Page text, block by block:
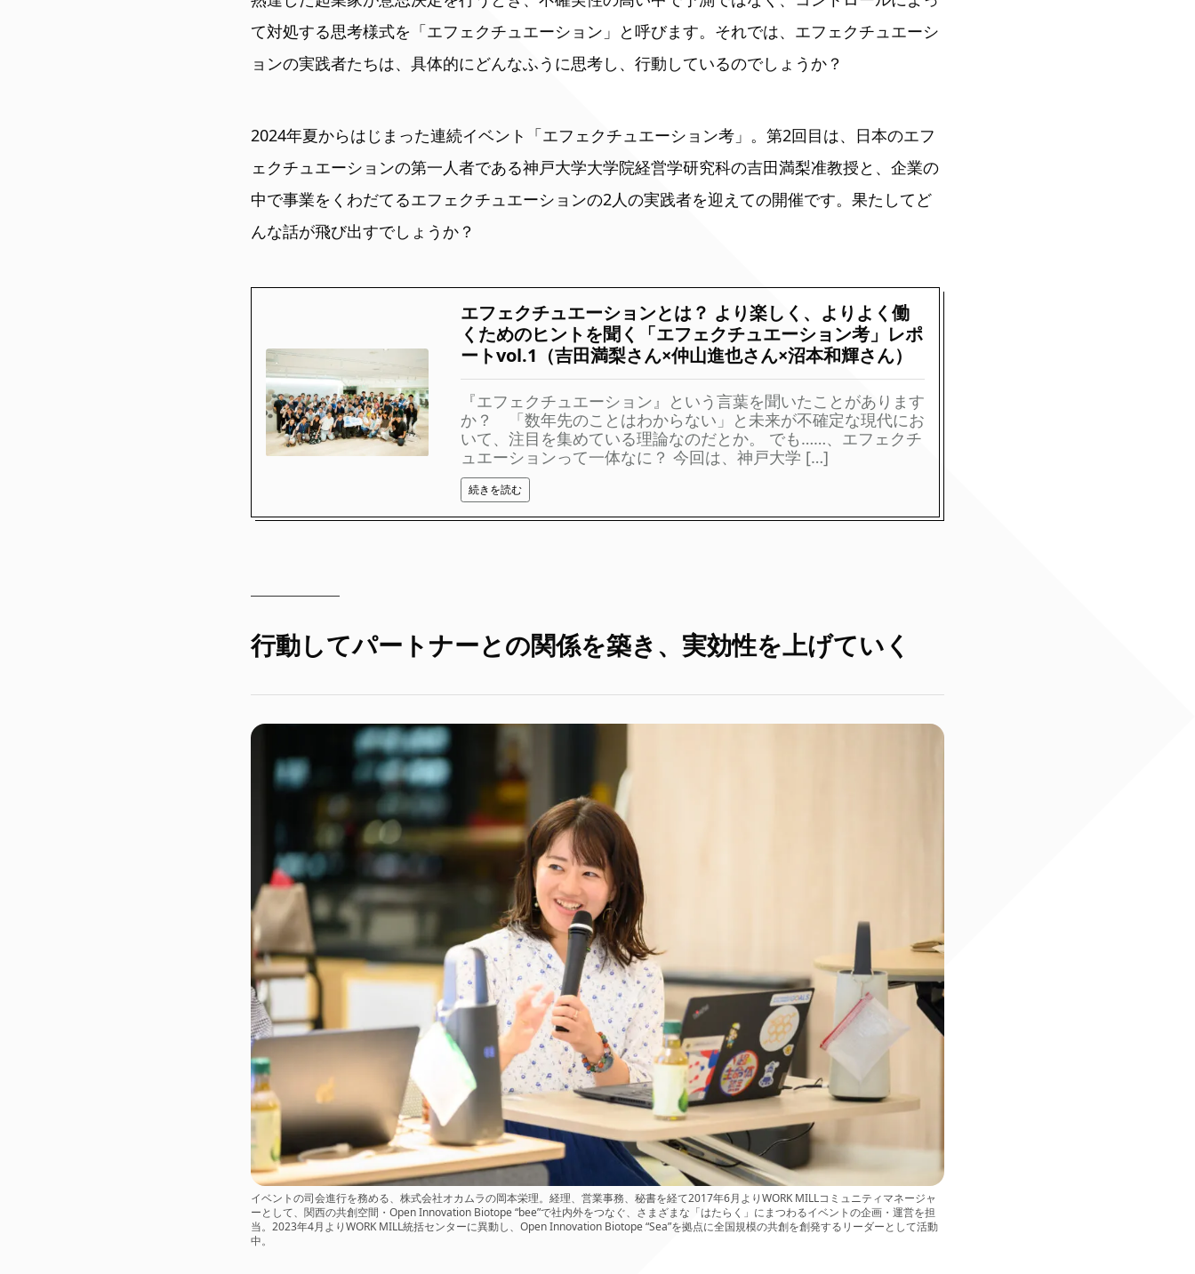
て対処する思考様式を「エフェクチュエーション」と呼びます。それでは、エフェクチュエーシ
ョンの実践者たちは、具体的にどんなふうに思考し、行動しているのでしょうか？
2024年夏からはじまった連続イベント「エフェクチュエーション考」。第2回目は、日本のエフ
ェクチュエーションの第一人者である神戸大学大学院経営学研究科の吉田満梨准教授と、企業の
中で事業をくわだてるエフェクチュエーションの2人の実践者を迎えての開催です。果たしてど
んな話が飛び出すでしょうか？
エフェクチュエーションとは？ より楽しく、よりよく働
くためのヒントを聞く「エフェクチュエーション考」レポ
ートvol.1（吉田満梨さん×仲山進也さん×沼本和輝さん）
『エフェクチュエーション』という言葉を聞いたことがあります
か？ 「数年先のことはわからない」と未来が不確定な現代にお
いて、注目を集めている理論なのだとか。 でも……、エフェクチ
ュエーションって一体なに？ 今回は、神戸大学 […]
続きを読む
行動してパートナーとの関係を築き、実効性を上げていく
イベントの司会進行を務める、株式会社オカムラの岡本栄理。経理、営業事務、秘書を経て2017年6月よりWORK MILLコミュニティマネージャ
ーとして、関西の共創空間・Open Innovation Biotope “bee”で社内外をつなぐ、さまざまな「はたらく」にまつわるイベントの企画・運営を担
当。2023年4月よりWORK MILL統括センターに異動し、Open Innovation Biotope “Sea”を拠点に全国規模の共創を創発するリーダーとして活動
中。